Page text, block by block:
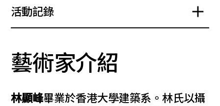
活動記錄
藝術家介紹
林顯峰畢業於香港大學建築系。林氏以攝